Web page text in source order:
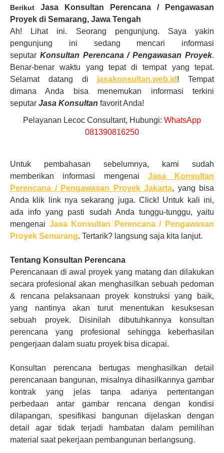
Berikut Jasa Konsultan Perencana / Pengawasan
Proyek di Semarang, Jawa Tengah
Ah! Lihat ini. Seorang pengunjung. Saya yakin
pengunjung ini sedang mencari informasi
seputar Konsultan Perencana / Pengawasan Proyek.
Benar-benar waktu yang tepat di tempat yang tepat.
Selamat datang di jasakonsultan.web.id ! Tempat
dimana Anda bisa menemukan informasi terkini
seputar Jasa Konsultan favorit Anda!
Pelayanan Lecoc Consultant, Hubungi: WhatsApp
081390816250
Untuk pembahasan sebelumnya, kami sudah
memberikan informasi mengenai Jasa Konsultan
Perencana / Pengawasan ProyekJakarta, yang bisa
Anda klik link nya sekarang juga. Click! Untuk kali ini,
ada info yang pasti sudah Anda tunggu-tunggu, yaitu
mengenai Jasa Konsultan Perencana / Pengawasan
Proyek Semarang. Tertarik? langsung saja kita lanjut.
Tentang Konsultan Perencana
Perencanaan di awal proyek yang matang dan dilakukan
secara profesional akan menghasilkan sebuah pedoman
& rencana pelaksanaan proyek konstruksi yang baik,
yang nantinya akan turut menentukan kesuksesan
sebuah proyek. Disinilah dibutuhkannya konsultan
perencana yang profesional sehingga keberhasilan
pengerjaan dalam suatu proyek bisa dicapai.
Konsultan perencana bertugas menghasilkan detail
perencanaan bangunan, misalnya dihasilkannya gambar
kontrak yang jelas tanpa adanya pertentangan
perbedaan antar gambar rencana dengan kondisi
dilapangan, spesifikasi bangunan dijelaskan dengan
detail agar tidak terjadi hambatan dalam pemilihan
material saat pekerjaan pembangunan berlangsung.